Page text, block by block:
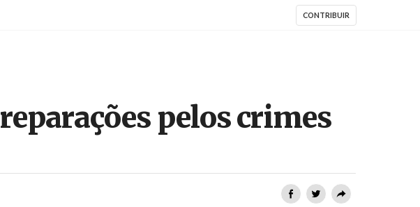
CONTRIBUIR
pelos crimes